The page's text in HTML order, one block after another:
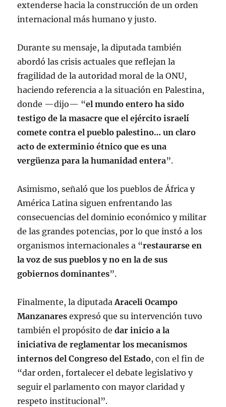
extenderse hacia la construcción de un orden
internacional más humano y justo.
Durante su mensaje, la diputada también
abordó las crisis actuales que reflejan la
fragilidad de la autoridad moral de la ONU,
haciendo referencia a la situación en Palestina,
donde —dijo— “el mundo entero ha sido
testigo de la masacre que el ejército israelí
comete contra el pueblo palestino… un claro
acto de exterminio étnico que es una
vergüenza para la humanidad entera”.
Asimismo, señaló que los pueblos de África y
América Latina siguen enfrentando las
consecuencias del dominio económico y militar
de las grandes potencias, por lo que instó a los
organismos internacionales a “restaurarse en
la voz de sus pueblos y no en la de sus
gobiernos dominantes”.
Finalmente, la diputadaAraceli Ocampo
Manzanares expresó que su intervención tuvo
también el propósito dedar inicio a la
iniciativa de reglamentar los mecanismos
internos del Congreso del Estado, con el fin de
“dar orden, fortalecer el debate legislativo y
seguir el parlamento con mayor claridad y
respeto institucional”.